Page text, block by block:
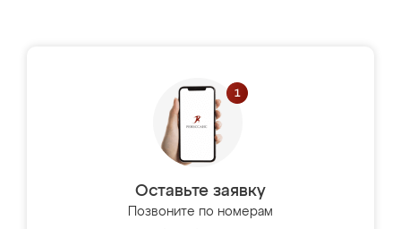
Оставьте заявку
Позвоните по номерам